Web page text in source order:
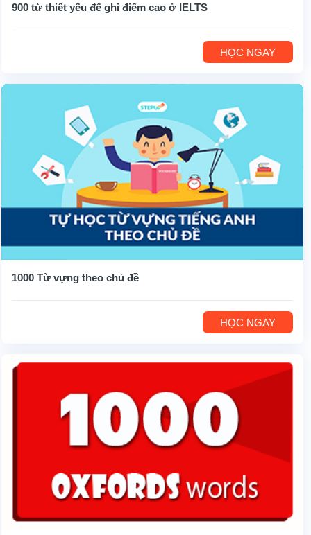
900 từ thiết yếu để ghi điểm cao ở IELTS
HỌC NGAY
1000 Từ vựng theo chủ đề
HỌC NGAY